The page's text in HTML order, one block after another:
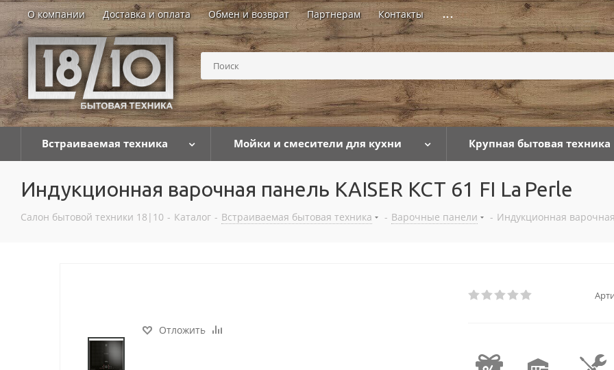
О компании Доставка и оплата Обмен и возврат Партнерам Контакты ...
Встраиваемая техника Мойки и смесители для кухни Крупная бытовая техника
Индукционная варочная панель KAISER KCT 61 FI La Perle
Салон бытовой техники 18|10 - Каталог - Встраиваемая бытовая техника - Варочные панели - Индукционная варочная
Отложить